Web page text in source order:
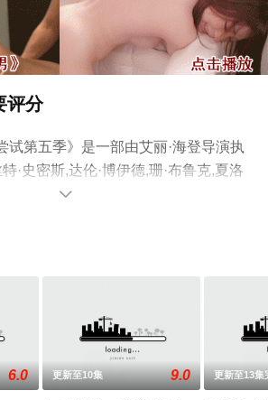
评分
试第五季》是一部由艾丽·海登导演执
·史密斯,达伦·博伊德,珊·布鲁克,夏洛
里,科林·摩根,斯嘉丽·雷纳,库珀·特纳,吉
，手机免费观看高清无删减完整版电

6.0 更新至10集 9.0 更新至13集